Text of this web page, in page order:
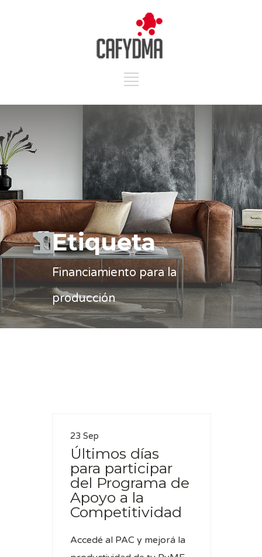
Etiqueta
Financiamiento para la
producción
23 Sep
Últimos días
para participar
del Programa de
Apoyo a la
Competitividad
Accedé al PAC y mejorá la